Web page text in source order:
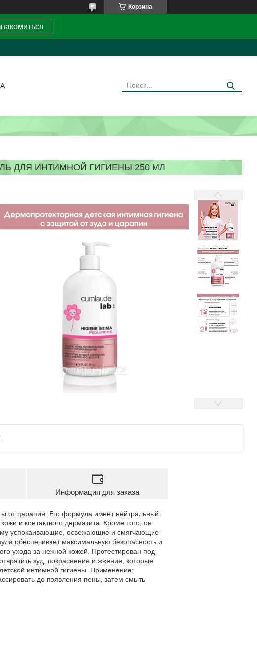
Корзина
ДЛЯ ИНТИМНОЙ ГИГИЕНЫ 250 МЛ
Информация для заказа
от царапин. Его формула имеет нейтральный
и контактного дерматита. Кроме того, он
успокаивающие, освежающие и смягчающие
обеспечивает максимальную безопасность и
ухода за нежной кожей. Протестирован под
зуд, покраснение и жжение, которые
интимной гигиены. Применение:
до появления пены, затем смыть